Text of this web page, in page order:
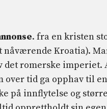
. fra en kristen
Kroatia).
romerske imperiet.
over tid ga opphav til
på innflytelse og